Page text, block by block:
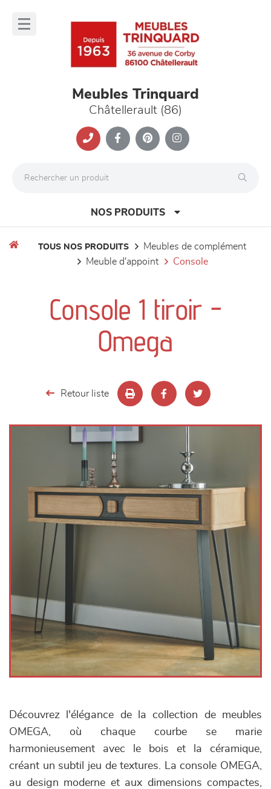
Meubles Trinquard
Châtellerault (86)
NOS PRODUITS
séjours
meubles de complément
décoration
TOUS NOS PRODUITS
meubles de complément
meuble d'appoint
console
Console 1 tiroir -
Omega
Retour liste
Découvrez l'élégance de la collection de meubles
OMEGA, où chaque courbe se marie
harmonieusement avec le bois et la céramique,
créant un subtil jeu de textures. La console OMEGA,
au design moderne et aux dimensions compactes,